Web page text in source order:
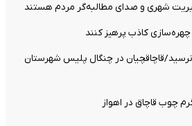
شهری و صدای مطالبه‌گر مردم هستند
چهره‌سازی کاذب پرهیز کنند
قاچاقچیان در چنگال پلیس شهرستان